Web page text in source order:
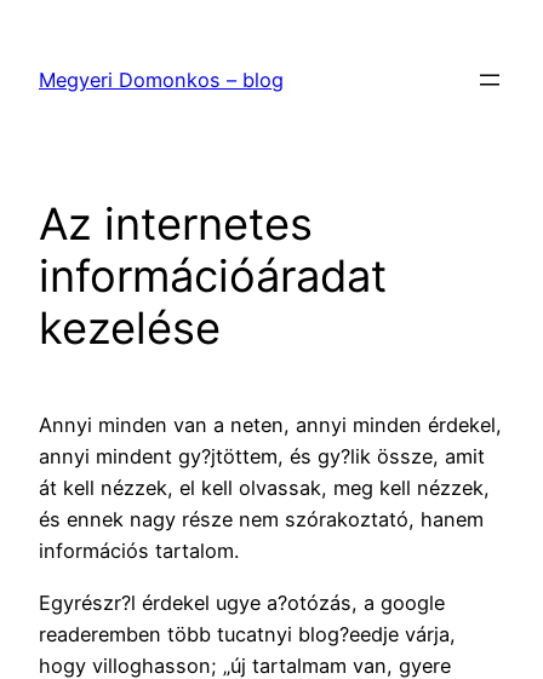
tartalomhoz
Megyeri Domonkos – blog
Az internetes
információáradat
kezelése
Annyi minden van a neten, annyi minden érdekel,
annyi mindent gy?jtöttem, és gy?lik össze, amit
át kell nézzek, el kell olvassak, meg kell nézzek,
és ennek nagy része nem szórakoztató, hanem
információs tartalom.
Egyrészr?l érdekel ugye a?otózás, a google
readeremben több tucatnyi blog?eedje várja,
hogy villoghasson; „új tartalmam van, gyere